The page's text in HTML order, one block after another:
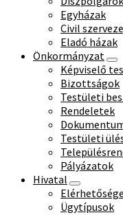
Egyházak
Civil
Eladó házak
Önkormányzat
Képviselő
Bizottságok
Testületi
Rendeletek
Testületi
Pályázatok
Hivatal
Ügytípusok